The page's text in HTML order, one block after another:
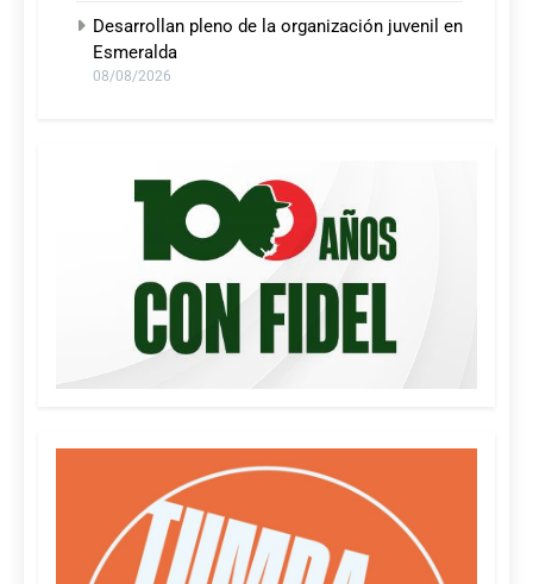
Desarrollan pleno de la organización juvenil en
Esmeralda
08/08/2026